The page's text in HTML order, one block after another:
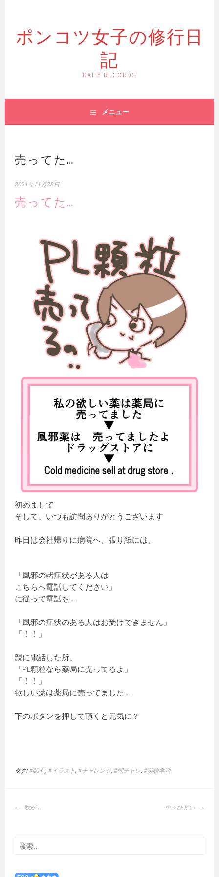
ッ
ポンコツ女子の修行日
記
DAILY RECORDS
メニュー
売ってた…
2021年11月28日
売ってた…
初めまして
そして、いつも訪問ありがとうございます
昨日は会社帰りに病院へ、張り紙には、
「風邪の諸症状がある人は
こちらへ電話してください」
に従って電話を…
「風邪の症状のある人はお受けできません」
「！！」
親に電話した所、
「PL顆粒なら薬局に売ってるよ」
「！！」
欲しい薬は薬局に売ってました…
下のボタンを押して頂くと元気に？
タグ:#40代,#イラスト,#チャレンジ,#朝チャレ,#英語学習
投
ビ
ゲ
喉が… 中々ひどい
検